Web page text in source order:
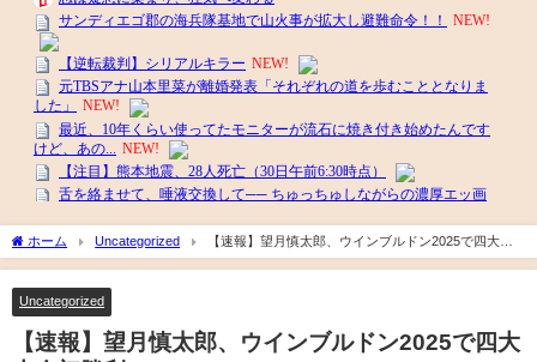
ホーム Uncategorized
【速報】望月慎太郎、ウインブルドン2025で四大大
会初勝利！
Uncategorized
【速報】望月慎太郎、ウインブルドン2025で四大